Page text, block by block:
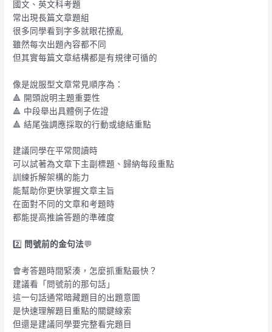
國文、英文科考題
常出現長篇文章題組
很多同學看到字多就眼花撩亂
雖然每次出題內容都不同
但其實每篇文章結構都是有規律可循的
像是說服型文章常見順序為：
🔺 開頭說明主題重要性
🔺 中段舉出具體例子佐證
🔺 結尾強調應採取的行動或總結重點
建議同學在平常閱讀時
可以試著為文章下主副標題、歸納每段重點
訓練拆解架構的能力
能幫助你更快掌握文章主旨
在面對不同的文章和考題時
都能提高推論答題的準確度
2️⃣ 問號前的金句法💬
會考答題時間緊湊，怎麼抓重點最快？
建議看「問號前的那句話」
這一句話通常暗藏題目的出題意圖
是快速理解題目重點的關鍵線索
但還是建議同學要完整看完題目